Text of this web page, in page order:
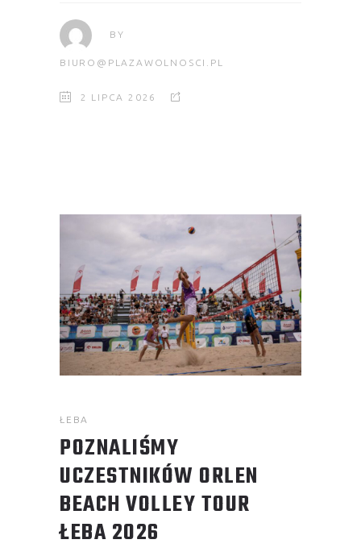
BY
BIURO@PLAZAWOLNOSCI.PL
2 LIPCA 2026
ŁEBA
POZNALIŚMY
UCZESTNIKÓW ORLEN
BEACH VOLLEY TOUR
ŁEBA 2026